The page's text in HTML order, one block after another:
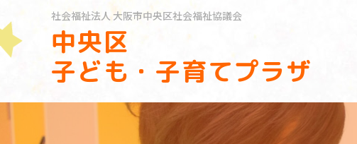
社会福祉法人大阪市中央区社会福祉協議会
中央区
子ども・子育てプラザ